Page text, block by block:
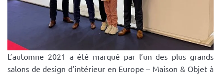
L’automne 2021 a été marqué par l’un des plus grands
salons de design d’intérieur en Europe – Maison & Objet à